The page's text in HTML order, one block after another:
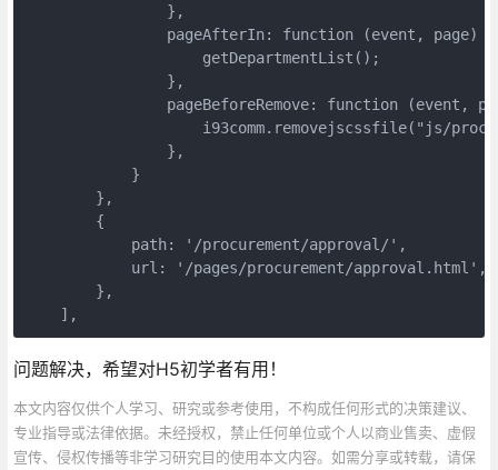
                },
                pageAfterIn: function (event, page) {
                    getDepartmentList();
                },
pageBeforeRemove: function (event,
i93comm.removejscssfile("js/
                },
            }
        },
        {
            path: '/procurement/approval/',
            url: '/pages/procurement/approval.html',
        },
    ],
问题解决，希望对H5初学者有用！
本文内容仅供个人学习、研究或参考使用，不构成任何形式的决策建议、
专业指导或法律依据。未经授权，禁止任何单位或个人以商业售卖、虚假
宣传、侵权传播等非学习研究目的使用本文内容。如需分享或转载，请保